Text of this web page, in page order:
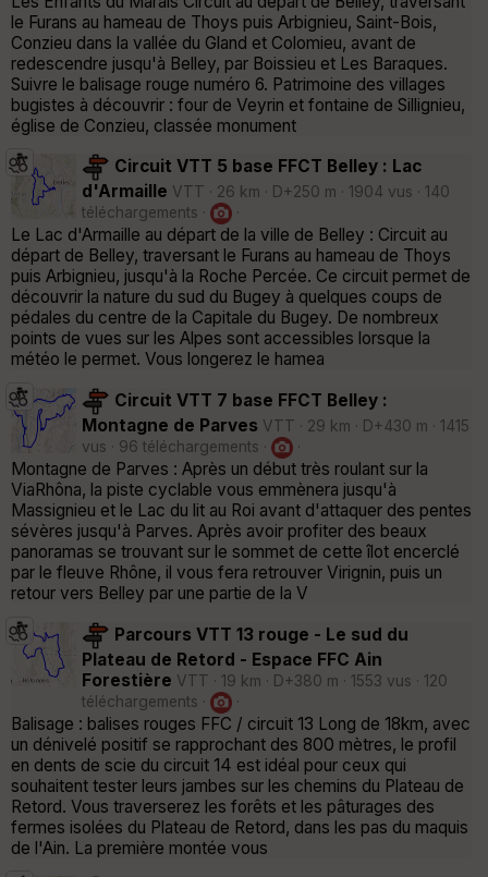
le Furans au hameau de Thoys puis Arbignieu, Saint-Bois,
Conzieu dans la vallée du Gland et Colomieu, avant de
redescendre jusqu'à Belley, par Boissieu et Les Baraques.
Suivre le balisage rouge numéro 6. Patrimoine des villages
bugistes à découvrir : four de Veyrin et fontaine de Sillignieu,
église de Conzieu, classée monument
Circuit VTT 5 base FFCT Belley : Lac
d'Armaille VTT · 26 km · D+250 m · 1904 vus · 140
téléchargements ·
·
Le Lac d'Armaille au départ de la ville de Belley : Circuit au
départ de Belley, traversant le Furans au hameau de Thoys
puis Arbignieu, jusqu'à la Roche Percée. Ce circuit permet de
découvrir la nature du sud du Bugey à quelques coups de
pédales du centre de la Capitale du Bugey. De nombreux
points de vues sur les Alpes sont accessibles lorsque la
météo le permet. Vous longerez le hamea
Circuit VTT 7 base FFCT Belley :
Montagne de Parves VTT · 29 km · D+430 m · 1415
vus · 96 téléchargements ·
·
Montagne de Parves : Après un début très roulant sur la
ViaRhôna, la piste cyclable vous emmènera jusqu'à
Massignieu et le Lac du lit au Roi avant d'attaquer des pentes
sévères jusqu'à Parves. Après avoir profiter des beaux
panoramas se trouvant sur le sommet de cette îlot encerclé
par le fleuve Rhône, il vous fera retrouver Virignin, puis un
retour vers Belley par une partie de la V
Parcours VTT 13 rouge - Le sud du
Plateau de Retord - Espace FFC Ain
Forestière VTT · 19 km · D+380 m · 1553 vus · 120
téléchargements ·
·
Balisage : balises rouges FFC / circuit 13 Long de 18km, avec
un dénivelé positif se rapprochant des 800 mètres, le profil
en dents de scie du circuit 14 est idéal pour ceux qui
souhaitent tester leurs jambes sur les chemins du Plateau de
Retord. Vous traverserez les forêts et les pâturages des
fermes isolées du Plateau de Retord, dans les pas du maquis
de l'Ain. La première montée vous